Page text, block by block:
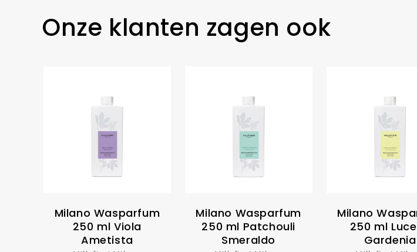
Onze klanten zagen ook
Milano Wasparfum
250 ml Viola
Ametista
Milano Wasparfum
250 ml Patchouli
Smeraldo
Milano
250 ml
Gardenia